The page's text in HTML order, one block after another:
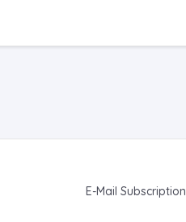
E-Mail Subscription